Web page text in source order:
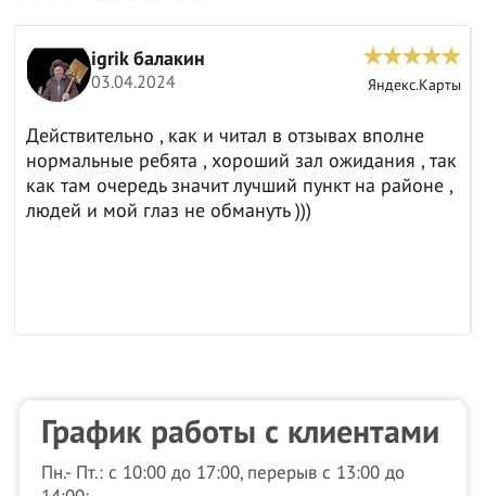
igrik балакин
03.04.2024 Яндекс.Карты
Действительно , как и читал в отзывах вполне
нормальные ребята , хороший зал ожидания , так
как там очередь значит лучший пункт на районе ,
людей и мой глаз не обмануть )))
График работы с клиентами
Пн.- Пт.: с 10:00 до 17:00, перерыв с 13:00 до